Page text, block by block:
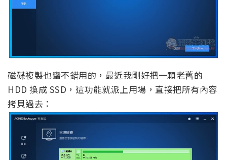
磁碟複製也蠻不錯用的，最近我剛好把一顆老舊的
HDD 換成 SSD，這功能就派上用場，直接把所有內容
拷貝過去：